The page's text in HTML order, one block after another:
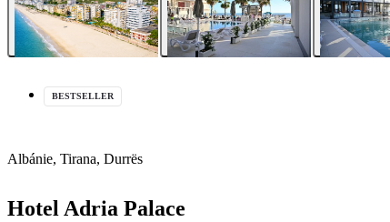
BESTSELLER
Albánie, Tirana, Durrës
Hotel Adria Palace